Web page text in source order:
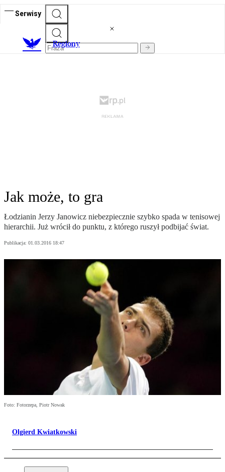
Serwisy
Regiony
Jak może, to gra
Łodzianin Jerzy Janowicz niebezpiecznie szybko spada w tenisowej
hierarchii. Już wrócił do punktu, z którego ruszył podbijać świat.
Publikacja: 01.03.2016 18:47
Foto: Fotorzepa, Piotr Nowak
Olgierd Kwiatkowski